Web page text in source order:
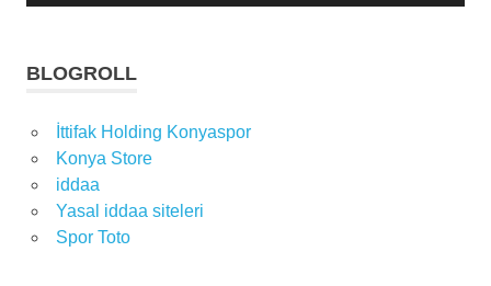
BLOGROLL
İttifak Holding Konyaspor
Konya Store
iddaa
Yasal iddaa siteleri
Spor Toto